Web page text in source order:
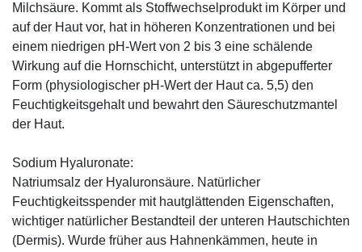
Milchsäure. Kommt als Stoffwechselprodukt im Körper und
auf der Haut vor, hat in höheren Konzentrationen und bei
einem niedrigen pH-Wert von 2 bis 3 eine schälende
Wirkung auf die Hornschicht, unterstützt in abgepufferter
Form (physiologischer pH-Wert der Haut ca. 5,5) den
Feuchtigkeitsgehalt und bewahrt den Säureschutzmantel
der Haut.
Sodium Hyaluronate:
Natriumsalz der Hyaluronsäure. Natürlicher
Feuchtigkeitsspender mit hautglättenden Eigenschaften,
wichtiger natürlicher Bestandteil der unteren Hautschichten
(Dermis). Wurde früher aus Hahnenkämmen, heute in